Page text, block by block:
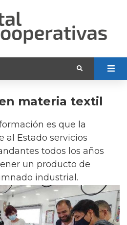
materia textil
es que la
al Estado servicios
todos los años
un producto de
industrial.